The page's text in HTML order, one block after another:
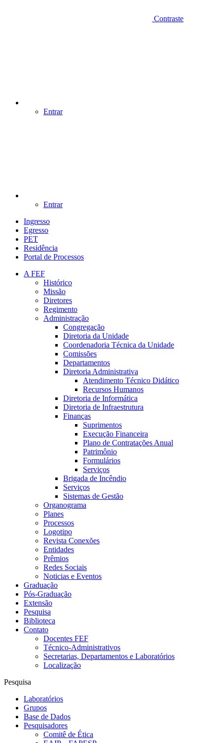
Contraste
Entrar
Entrar
Ingresso
Egresso
PET
Residência
Portal de Processos
A FEF
Histórico
Missão
Diretores
Regimento
Administração
Congregação
Diretoria da Unidade
Coordenadoria Técnica da Unidade
Comissões
Departamentos
Diretoria Administrativa
Atendimento Técnico Didático
Recursos Humanos
Diretoria de Informática
Diretoria de Infraestrutura
Finanças
Suprimentos
Execução Financeira
Plano de Contratações Anual
Patrimônio
Formulários
Serviços
Brigada de Incêndio
Serviços
Sistemas de Gestão
Organograma
Planes
Processos
Logotipo
Revista Conexões
Entidades
Prêmios
Redes Sociais
Noticias e Eventos
Graduação
Pós-Graduação
Extensão
Pesquisa
Biblioteca
Contato
Docentes FEF
Técnico-Administrativos
Secretarias, Departamentos e Laboratórios
Localização
Pesquisa
Laboratórios
Grupos
Base de Dados
Pesquisadores
Comitê de Ética